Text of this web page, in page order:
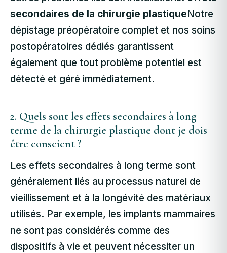
secondaires de la chirurgie plastiqueNotre
dépistage préopératoire complet et nos soins
postopératoires dédiés garantissent
également que tout problème potentiel est
détecté et géré immédiatement.
2. Quels sont les effets secondaires à long
terme de la chirurgie plastique dont je dois
être conscient ?
Les effets secondaires à long terme sont
généralement liés au processus naturel de
vieillissement et à la longévité des matériaux
utilisés. Par exemple, les implants mammaires
ne sont pas considérés comme des
dispositifs à vie et peuvent nécessiter un